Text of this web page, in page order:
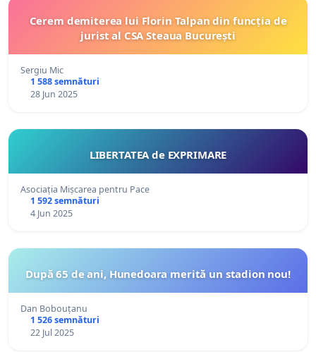
Cerem demiterea lui Florin Talpan din funcția de
jurist al CSA Steaua București
Sergiu Mic
1 588 semnături
28 Jun 2025
LIBERTATEA de EXPRIMARE
Asociația Mișcarea pentru Pace
1 592 semnături
4 Jun 2025
După 65 de ani, Hunedoara merită un stadion nou!
Dan Bobouțanu
1 526 semnături
22 Jul 2025